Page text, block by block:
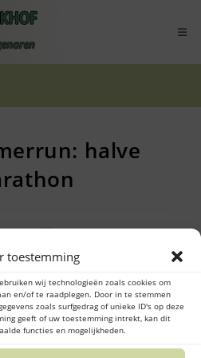
toestemming
wij technologieën zoals cookies om
en/of te raadplegen. Door in te stemmen
zoals surfgedrag of unieke ID's op deze
geeft of uw toestemming intrekt, kan dit
functies en mogelijkheden.
halve
Bericht
op:
de eerste halve marathon
de Bijlmerrun. De
als een estafette gelopen
4 lopers.